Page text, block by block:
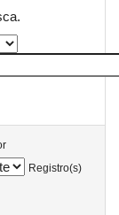
Registro(s)